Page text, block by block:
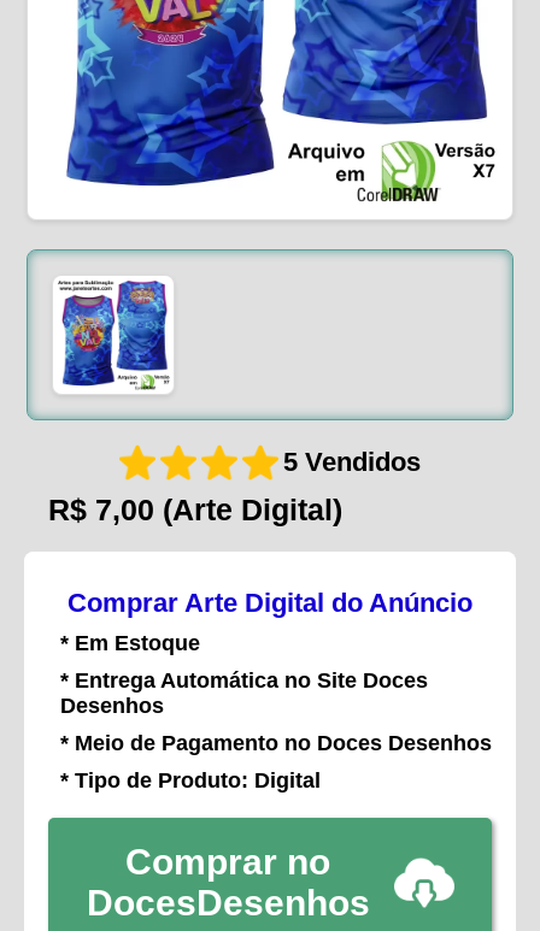
5 Vendidos
R$ 7,00 (Arte Digital)
Comprar Arte Digital do Anúncio
* Em Estoque
* Entrega Automática no Site Doces
Desenhos
* Meio de Pagamento no Doces Desenhos
* Tipo de Produto: Digital
Comprar no
DocesDesenhos